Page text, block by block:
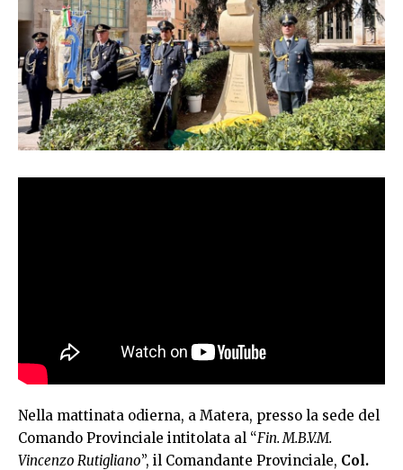
Nella mattinata odierna, a Matera, presso la sede del
Comando Provinciale intitolata al “Fin. M.B.V.M.
Vincenzo Rutigliano”, il Comandante Provinciale, Col.